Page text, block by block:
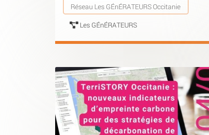
Réseau Les GÉnÉRATEURS Occitanie
Les GÉnÉRATEURS